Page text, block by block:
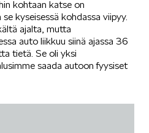
kohtaan katse on
kyseisessä kohdassa viipyy.
ajalta, mutta
auto liikkuu siinä ajassa 36
tietä. Se oli yksi
saada autoon fyysiset